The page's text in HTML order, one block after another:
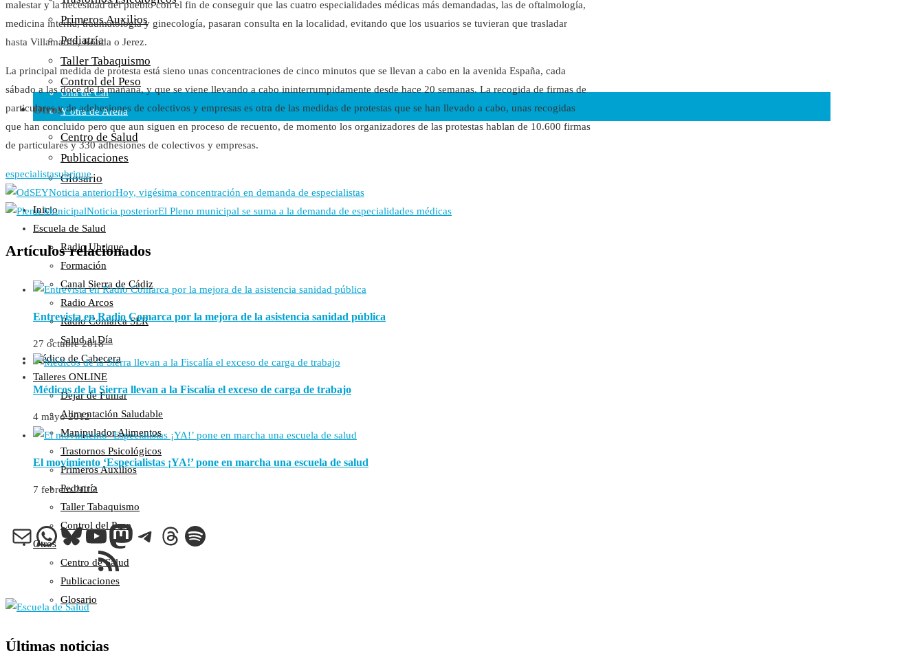
Audio
Cara Oscura Sanidad
Humor
Cal y Arena
Una de Cal
Y otra de Arena
Noticias Sanitarias
Newsletter
Primeros Auxilios
Pediatría
Taller Tabaquismo
Control del Peso
Otros
Centro de Salud
Publicaciones
Glosario
Inicio
Escuela de Salud
Radio Ubrique
Formación
Canal Sierra de Cádiz
Radio Arcos
Radio Comarca SER
Salud al Día
Médico de Cabecera
Talleres ONLINE
Dejar de Fumar
Alimentación Saludable
Manipulador Alimentos
Trastornos Psicológicos
Primeros Auxilios
Pediatría
Taller Tabaquismo
Control del Peso
Otros
Centro de Salud
Publicaciones
Glosario
malestar y la necesidad del pueblo con el fin de conseguir que las cuatro especialidades médicas más demandadas, las de oftalmología,
medicina interna, traumatología y ginecología, pasaran consulta en la localidad, evitando que los usuarios se tuvieran que trasladar
hasta Villamartín, Ronda o Jerez.
La principal medida de protesta está sieno unas concentraciones de cinco minutos que se llevan a cabo en la avenida España, cada
sábado a las doce de la mañana, y que se viene llevando a cabo ininterrumpidamente desde hace 20 semanas. La recogida de firmas de
particulares y de adehesiones de colectivos y empresas es otra de las medidas de protestas que se han llevado a cabo, unas recogidas
que han concluido pero que aun siguen en proceso de recuento, de momento los organizadores de las protestas hablan de 10.600 firmas
de particulares y 330 adhesiones de colectivos y empresas.
especialistasubrique
Noticia anteriorHoy, vigésima concentración en demanda de especialistas
Noticia posteriorEl Pleno municipal se suma a la demanda de especialidades médicas
Artículos relacionados
Entrevista en Radio Comarca por la mejora de la asistencia sanidad pública
27 octubre 2018
Médicos de la Sierra llevan a la Fiscalía el exceso de carga de trabajo
4 mayo 2012
El movimiento ‘Especialistas ¡YA!’ pone en marcha una escuela de salud
7 febrero 2012
Correo electrónico
WhatsApp
Bluesky
YouTube
Mastodon
Telegram
Threads
Spotify
Feed RSS
Últimas noticias